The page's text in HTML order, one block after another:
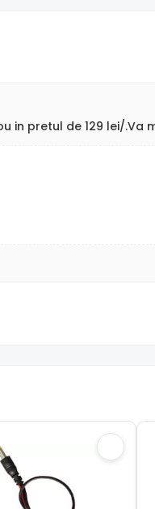
in pretul de 129 lei/.Va